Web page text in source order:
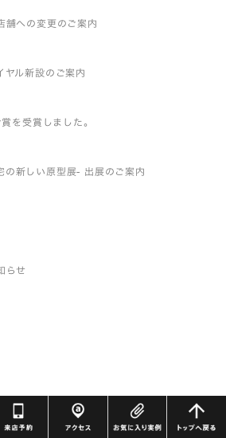
舗への変更のご案内
ヤル新設のご案内
を受賞しました。
新しい原型展- 出展のご案内
らせ